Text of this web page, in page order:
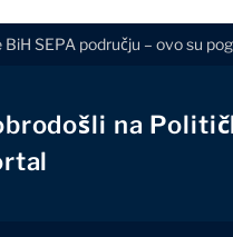
SEPA području – ovo su
na